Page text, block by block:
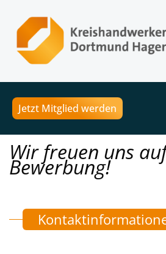
Jetzt Mitglied werden
Wir freuen uns
Bewerbung!